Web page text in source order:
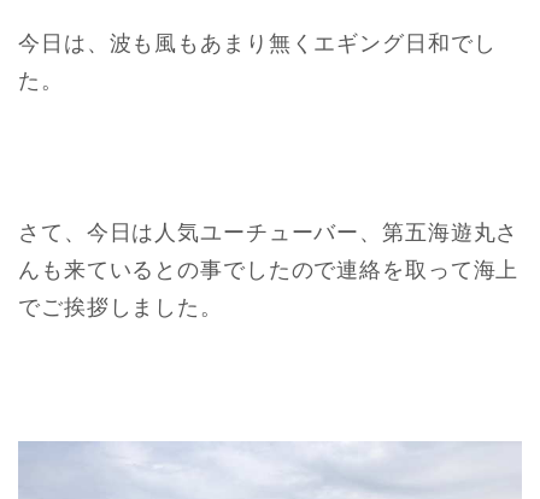
今日は、波も風もあまり無くエギング日和でし
た。
さて、今日は人気ユーチューバー、第五海遊丸さ
んも来ているとの事でしたので連絡を取って海上
でご挨拶しました。